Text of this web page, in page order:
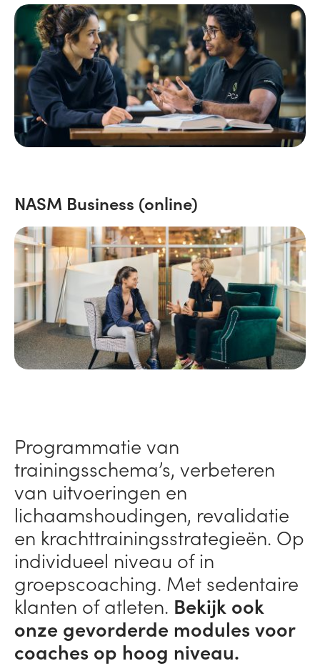
NASM Business (online)
Programmatie van
trainingsschema’s, verbeteren
van uitvoeringen en
lichaamshoudingen, revalidatie
en krachttrainingsstrategieën. Op
individueel niveau of in
groepscoaching. Met sedentaire
klanten of atleten. Bekijk ook
onze gevorderde modules voor
coaches op hoog niveau.